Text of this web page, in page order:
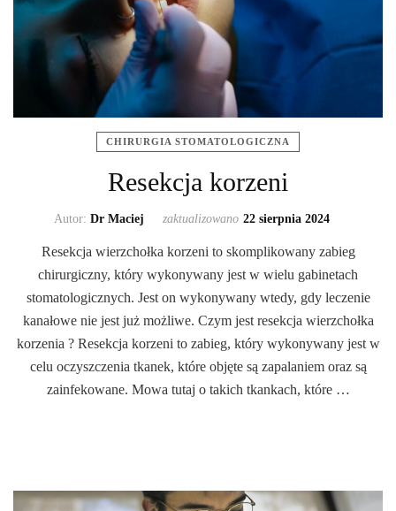
CHIRURGIA STOMATOLOGICZNA
Resekcja korzeni
Autor: Dr Maciej zaktualizowano 22 sierpnia 2024
Resekcja wierzchołka korzeni to skomplikowany zabieg
chirurgiczny, który wykonywany jest w wielu gabinetach
stomatologicznych. Jest on wykonywany wtedy, gdy leczenie
kanałowe nie jest już możliwe. Czym jest resekcja wierzchołka
korzenia ? Resekcja korzeni to zabieg, który wykonywany jest w
celu oczyszczenia tkanek, które objęte są zapalaniem oraz są
zainfekowane. Mowa tutaj o takich tkankach, które …